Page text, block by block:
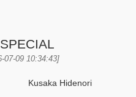
07-09 10:34:43]
Kusaka Hidenori